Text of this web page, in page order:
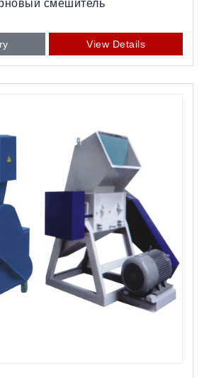
смешитель
View Details